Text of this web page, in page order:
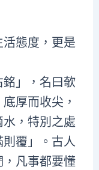
態度，更是
」，名曰欹
厚而收尖，
，特別之處
覆」。古人
凡事都要懂